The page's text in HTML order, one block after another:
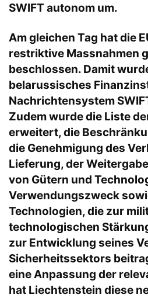
SWIFT autonom um.
Am gleichen Tag hat die
restriktive Massnahmen
beschlossen. Damit
belarussisches
Nachrichtensystem
Zudem wurde die Liste
erweitert, die
die Genehmigung des
Lieferung, der
von Gütern und
Verwendungszweck
Technologien, die zur
technologischen
zur Entwicklung seines
Sicherheitssektors
eine Anpassung der
hat Liechtenstein diese